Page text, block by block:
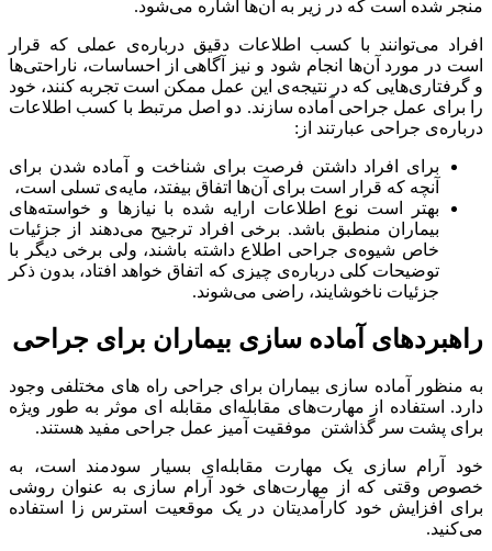
منجر شده است که در زیر به آن‌ها اشاره می‌شود.
افراد می‌توانند با کسب اطلاعات دقیق درباره‌ی عملی که قرار
است در مورد آن‌ها انجام شود و نیز آگاهی از احساسات، ناراحتی‌ها
و گرفتاری‌هایی که در نتیجه‌ی این عمل ممکن است تجربه کنند، خود
را برای عمل جراحی آماده سازند. دو اصل مرتبط با کسب اطلاعات
درباره‌ی جراحی عبارتند از:
برای افراد داشتن فرصت برای شناخت و آماده شدن برای
آنچه که قرار است برای آن‌ها اتفاق بیفتد، مایه‌ی تسلی است،
بهتر است نوع اطلاعات ارایه شده با نیازها و خواسته‌های
بیماران منطبق باشد. برخی افراد ترجیح می‌دهند از جزئیات
خاص شیوه‌ی جراحی اطلاع داشته باشند، ولی برخی دیگر با
توضیحات کلی درباره‌ی چیزی که اتفاق خواهد افتاد، بدون ذکر
جزئیات ناخوشایند، راضی می‌شوند.
راهبردهای آماده سازی بیماران برای جراحی
به منظور آماده سازی بیماران برای جراحی راه های مختلفی وجود
دارد. استفاده از مهارت‌های مقابله‌ای مقابله ای موثر به طور ویژه
برای پشت سر گذاشتن موفقیت آمیز عمل جراحی مفید هستند.
خود آرام سازی یک مهارت مقابله‌ای بسیار سودمند است، به
خصوص وقتی که از مهارت‌های خود آرام سازی به عنوان روشی
برای افزایش خود کارآمدیتان در یک موقعیت استرس زا استفاده
می‌کنید.